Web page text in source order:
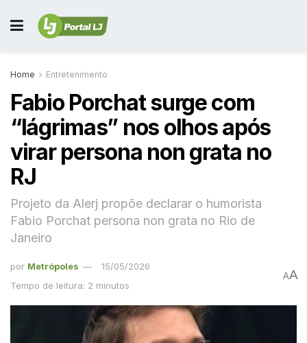
Home Entretenimento
Fabio Porchat surge com
“lágrimas” nos olhos após
virar persona non grata no
RJ
Projeto da Alerj propõe declarar o humorista
Fabio Porchat persona non grata no Rio de
Janeiro
por Metrópoles
15/05/2026
Tempo de leitura: 2 minutos
AA